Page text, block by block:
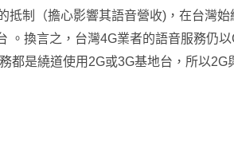
抵制（擔心影響其語音營收) ，在台灣
。換言之 ，台灣4G業者的語音服務仍以
都是繞道使用2G或3G基地台 ，所以